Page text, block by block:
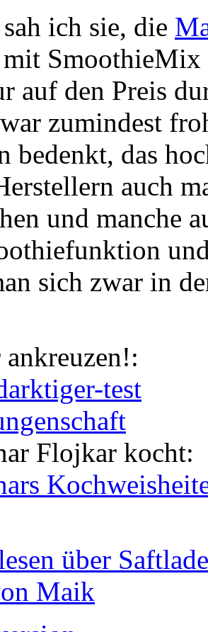
ich sie, die
auf den Preis
zumindest
bedenkt, das
auch
und manche
sich zwar in
test
Flojkar kocht:
über
Maik